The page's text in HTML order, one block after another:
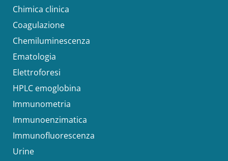
Chimica clinica
Coagulazione
Chemiluminescenza
Ematologia
Elettroforesi
HPLC emoglobina
Immunometria
Immunoenzimatica
Immunofluorescenza
Urine